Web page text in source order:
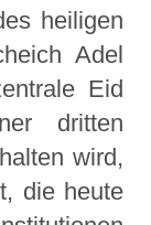
heiligen
Adel
Eid
dritten
wird,
die heute